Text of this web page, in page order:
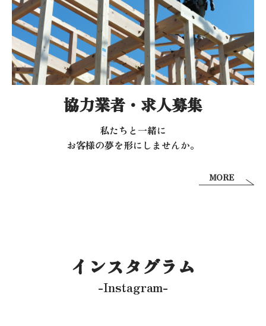
協力業者・求人募集
私たちと一緒に
お客様の夢を形にしませんか。
MORE
インスタグラム
-Instagram-